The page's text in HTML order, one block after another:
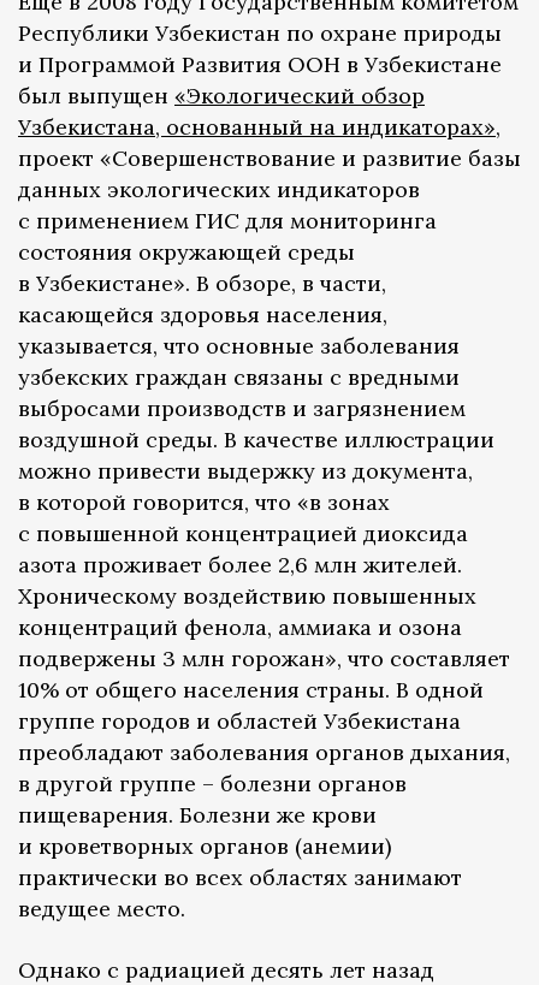
Республики Узбекистан по охране природы
и Программой Развития ООН в Узбекистане
был выпущен «Экологический обзор
Узбекистана, основанный на индикаторах»,
проект «Совершенствование и развитие базы
данных экологических индикаторов
с применением ГИС для мониторинга
состояния окружающей среды
в Узбекистане». В обзоре, в части,
касающейся здоровья населения,
указывается, что основные заболевания
узбекских граждан связаны с вредными
выбросами производств и загрязнением
воздушной среды. В качестве иллюстрации
можно привести выдержку из документа,
в которой говорится, что «в зонах
с повышенной концентрацией диоксида
азота проживает более 2,6 млн жителей.
Хроническому воздействию повышенных
концентраций фенола, аммиака и озона
подвержены 3 млн горожан», что составляет
10% от общего населения страны. В одной
группе городов и областей Узбекистана
преобладают заболевания органов дыхания,
в другой группе – болезни органов
пищеварения. Болезни же крови
и кроветворных органов (анемии)
практически во всех областях занимают
ведущее место.
Однако с радиацией десять лет назад